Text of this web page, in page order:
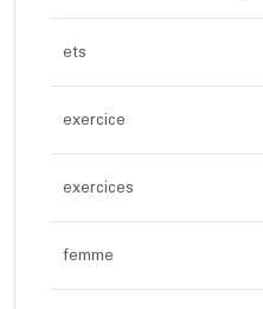
ets
exercice
exercices
femme